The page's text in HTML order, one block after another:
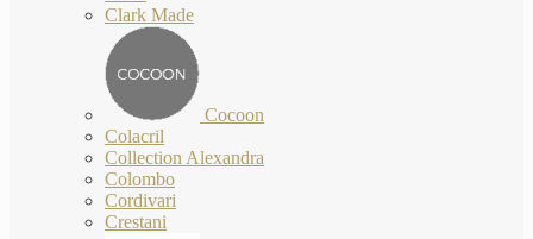
Clark Made
Cocoon
Colacril
Collection Alexandra
Colombo
Cordivari
Crestani